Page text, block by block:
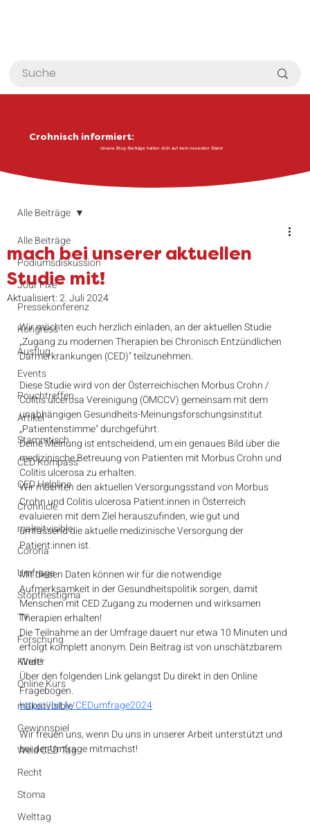
Crohnisch informiert:
Unsere Blog-Beiträge halten dich auf dem neuesten Stand
Alle Beiträge
Podiumsdiskussion
Jour Fixe
Pressekonferenz
Kongress
Ausflug
Events
Pouchtreffen
Artikel
Stammtisch
CED Kompass
CED Helpline
Crohnicle
makeitvisible
Corona
Umfrage
Stopthestigma
TV
Forschung
Kinder
Online Kurs
makeitvisible
Gewinnspiel
Weld CED Tag
Recht
Stoma
Welttag
Alle Beiträge
mach bei unserer aktuellen
Studie mit!
Aktualisiert:2. Juli 2024
Wir möchten euch herzlich einladen, an der aktuellen Studie
„Zugang zu modernen Therapien bei Chronisch Entzündlichen
Darmerkrankungen (CED)" teilzunehmen.
Diese Studie wird von der Österreichischen Morbus Crohn /
Colitis ulcerosa Vereinigung (ÖMCCV) gemeinsam mit dem
unabhängigen Gesundheits-Meinungsforschungsinstitut
„Patientenstimme" durchgeführt.
Deine Meinung ist entscheidend, um ein genaues Bild über die
medizinische Betreuung von Patienten mit Morbus Crohn und
Colitis ulcerosa zu erhalten.
Wir möchten den aktuellen Versorgungsstand von Morbus
Crohn und Colitis ulcerosa Patient:innen in Österreich
evaluieren mit dem Ziel herauszufinden, wie gut und
umfassend die aktuelle medizinische Versorgung der
Patient:innen ist.
Mit diesen Daten können wir für die notwendige
Aufmerksamkeit in der Gesundheitspolitik sorgen, damit
Menschen mit CED Zugang zu modernen und wirksamen
Therapien erhalten!
Die Teilnahme an der Umfrage dauert nur etwa 10 Minuten und
erfolgt komplett anonym. Dein Beitrag ist von unschätzbarem
Wert!
Über den folgenden Link gelangst Du direkt in den Online
Fragebogen.
https://bit.ly/CEDumfrage2024
Wir freuen uns, wenn Du uns in unserer Arbeit unterstützt und
bei der Umfrage mitmachst!